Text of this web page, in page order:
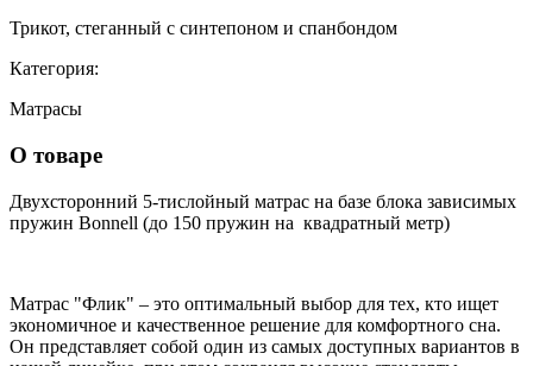
Трикот, стеганный с синтепоном и спанбондом
Категория:
Матрасы
О товаре
Двухсторонний 5-тислойный матрас на базе блока зависимых
пружин Bonnell (до 150 пружин на квадратный метр)
Матрас "Флик" – это оптимальный выбор для тех, кто ищет
экономичное и качественное решение для комфортного сна.
Он представляет собой один из самых доступных вариантов в